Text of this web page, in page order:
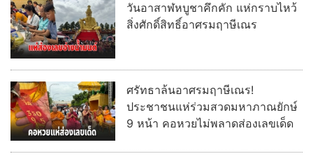
วันอาสาฬหบูชาคึกคัก แห่กราบไหว้
สิ่งศักดิ์สิทธิ์อาศรมฤาษีเณร
ศรัทธาล้นอาศรมฤาษีเณร!
ประชาชนแห่ร่วมสวดมหาภาณยักษ์
9 หน้า คอหวยไม่พลาดส่องเลขเด็ด